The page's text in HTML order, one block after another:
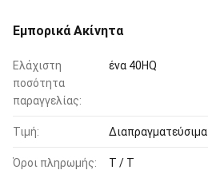
Εμπορικά Ακίνητα
Ελάχιστη
ποσότητα
παραγγελίας:
ένα 40HQ
Τιμή: Διαπραγματεύσιμα
Όροι πληρωμής: T / T